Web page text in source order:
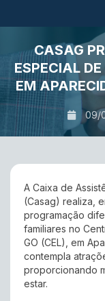
CASAG
ESPECIAL
EM
09/
A Caixa de
(Casag) realiza,
programação
familiares no
GO (CEL), em
contempla
proporcionando
estar.